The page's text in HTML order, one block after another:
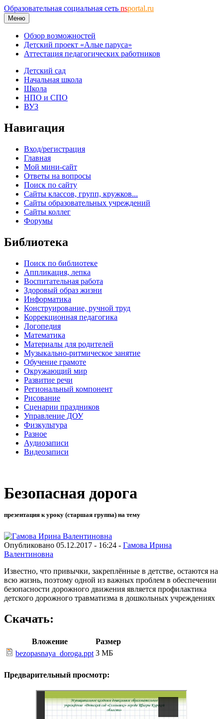
Образовательная социальная сеть nsportal.ru
Меню
Обзор возможностей
Детский проект «Алые паруса»
Аттестация педагогических работников
Детский сад
Начальная школа
Школа
НПО и СПО
ВУЗ
Навигация
Вход/регистрация
Главная
Мой мини-сайт
Ответы на вопросы
Поиск по сайту
Сайты классов, групп, кружков...
Сайты образовательных учреждений
Сайты коллег
Форумы
Библиотека
Поиск по библиотеке
Аппликация, лепка
Воспитательная работа
Здоровый образ жизни
Информатика
Конструирование, ручной труд
Коррекционная педагогика
Логопедия
Математика
Материалы для родителей
Музыкально-ритмическое занятие
Обучение грамоте
Окружающий мир
Развитие речи
Региональный компонент
Рисование
Сценарии праздников
Управление ДОУ
Физкультура
Разное
Аудиозаписи
Видеозаписи
Безопасная дорога
презентация к уроку (старшая группа) на тему
Опубликовано 05.12.2017 - 16:24 - Гамова Ирина
Валентиновна
Известно, что привычки, закреплённые в детстве, остаются на
всю жизнь, поэтому одной из важных проблем в обеспечении
безопасности дорожного движения является профилактика
детского дорожного травматизма в дошкольных учреждениях
Скачать:
Вложение
Размер
bezopasnaya_doroga.ppt 3 МБ
Предварительный просмотр: